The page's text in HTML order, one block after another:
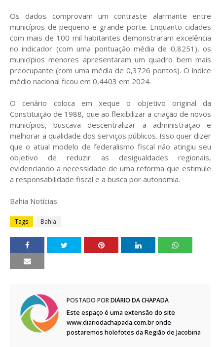
Os dados comprovam um contraste alarmante entre
municípios de pequeno e grande porte. Enquanto cidades
com mais de 100 mil habitantes demonstraram excelência
no indicador (com uma pontuação média de 0,8251), os
municípios menores apresentaram um quadro bem mais
preocupante (com uma média de 0,3726 pontos). O índice
médio nacional ficou em 0,4403 em 2024.
O cenário coloca em xeque o objetivo original da
Constituição de 1988, que ao flexibilizar a criação de novos
municípios, buscava descentralizar a administração e
melhorar a qualidade dos serviços públicos. Isso quer dizer
que o atual modelo de federalismo fiscal não atingiu seu
objetivo de reduzir as desigualdades regionais,
evidenciando a necessidade de uma reforma que estimule
a responsabilidade fiscal e a busca por autonomia.
Bahia Notícias
Tags Bahia
POSTADO PORDIÁRIO DA CHAPADA
Este espaço é uma extensão do site
www.diariodachapada.com.br onde
postaremos holofotes da Região de Jacobina